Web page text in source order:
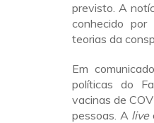
previsto. A
conhecido por
teorias da
Em
políticas do
vacinas de
pessoas. A live